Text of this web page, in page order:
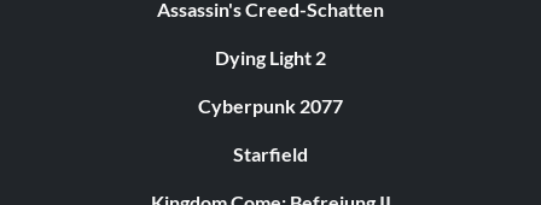
Assassin's Creed-Schatten
Dying Light 2
Cyberpunk 2077
Starfield